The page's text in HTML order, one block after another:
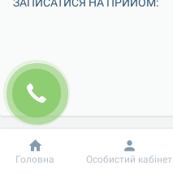
Добробут
Головна Особистий кабінет